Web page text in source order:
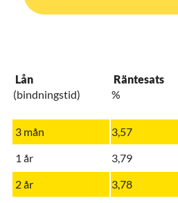
Lån
(bindningstid)
Räntesats
%
3 mån 3,57
1 år
3,79
2 år
3,78